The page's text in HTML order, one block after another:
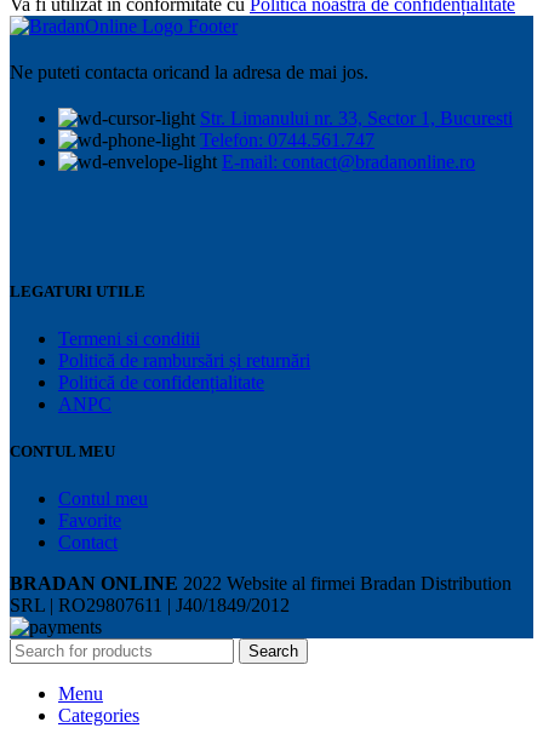
,
sau
exterior
400
ML
Ne puteti contacta oricand la adresa de mai jos.
Str. Limanului nr. 33, Sector 1, Bucuresti
Telefon: 0744.561.747
E-mail: contact@bradanonline.ro
LEGATURI UTILE
Termeni si conditii
Politică de rambursări și returnări
Politică de confidențialitate
ANPC
CONTUL MEU
Contul meu
Favorite
Contact
BRADAN ONLINE 2022 Website al firmei Bradan Distribution
SRL | RO29807611 | J40/1849/2012
Search
Menu
Categories